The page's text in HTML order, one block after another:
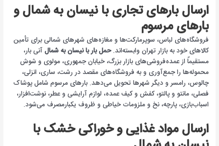
ارسال بارهای تجاری با نیسان به شمال و
بارهای مرسوم
فروشگاه‌های لباس، سوپرمارکت‌ها و مغازه‌های شهرهای شمالی برای تأمین
کالاهای خود به بازار تهران وابسته‌اند.حمل بار با نیسان به شمالآنی بار،
مستقیماً از عمده‌فروشی‌های بازار بزرگ، خیابان جمهوری، مولوی و شوش
محموله‌ها را جمع‌آوری و به فروشگاه‌های مقصد در رشت، ساری، انزلی،
چالوس، رامسر و دیگر شهرها تحویل می‌دهد. بارهای مرسوم شامل پوشاک
فصلی، مانتو و پالتو، کفش و کیف عمده، لوازم آرایشی و عطر، نوشت‌افزار،
اسباب‌بازی، پارچه، نخ و ملزومات خیاطی و ظروف یکبارمصرف می‌شود.
ارسال مواد غذایی و خوراکی خشک با